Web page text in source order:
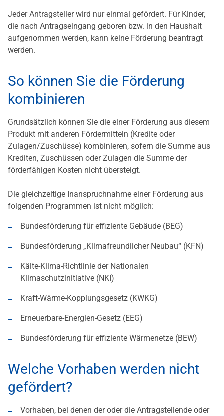
Jeder Antragsteller wird nur einmal gefördert. Für Kinder,
die nach Antragseingang geboren bzw. in den Haushalt
aufgenommen werden, kann keine Förderung beantragt
werden.
So können Sie die Förderung
kombinieren
Grundsätzlich können Sie die einer Förderung aus diesem
Produkt mit anderen Fördermitteln (Kredite oder
Zulagen/Zuschüsse) kombinieren, sofern die Summe aus
Krediten, Zuschüssen oder Zulagen die Summe der
förderfähigen Kosten nicht übersteigt.
Die gleichzeitige Inanspruchnahme einer Förderung aus
folgenden Programmen ist nicht möglich:
Bundesförderung für effiziente Gebäude (BEG)
Bundesförderung „Klimafreundlicher Neubau“ (KFN)
Kälte-Klima-Richtlinie der Nationalen
Klimaschutzinitiative (NKI)
Kraft-Wärme-Kopplungsgesetz (KWKG)
Erneuerbare-Energien-Gesetz (EEG)
Bundesförderung für effiziente Wärmenetze (BEW)
Welche Vorhaben werden nicht
gefördert?
Vorhaben, bei denen der oder die Antragstellende oder